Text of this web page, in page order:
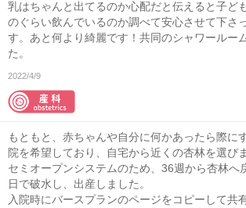
乳はちゃんと出てるのか心配だと伝えると子ど
のぐらい飲んでいるのか調べて安心させて下さ
す。あと何より綺麗です！共同のシャワールー
た。
2022/4/9
もともと、赤ちゃんや自分に何かあったら際に
院を希望しており、自宅から近くの杏林を選び
セミオープンシステムのため、36週から杏林へ
日で破水し、出産しました。
入院時にバースプランのページをコピーして共